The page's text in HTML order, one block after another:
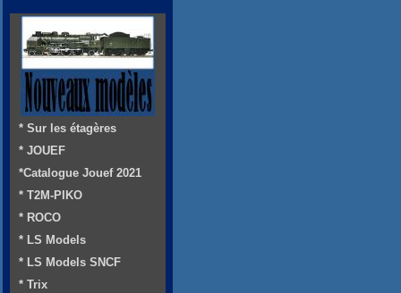
* Sur les étagères
* JOUEF
*Catalogue Jouef 2021
* T2M-PIKO
* ROCO
* LS Models
* LS Models SNCF
* Trix